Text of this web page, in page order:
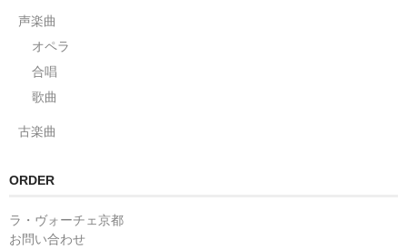
声楽曲
オペラ
合唱
歌曲
古楽曲
ORDER
ラ・ヴォーチェ京都
お問い合わせ